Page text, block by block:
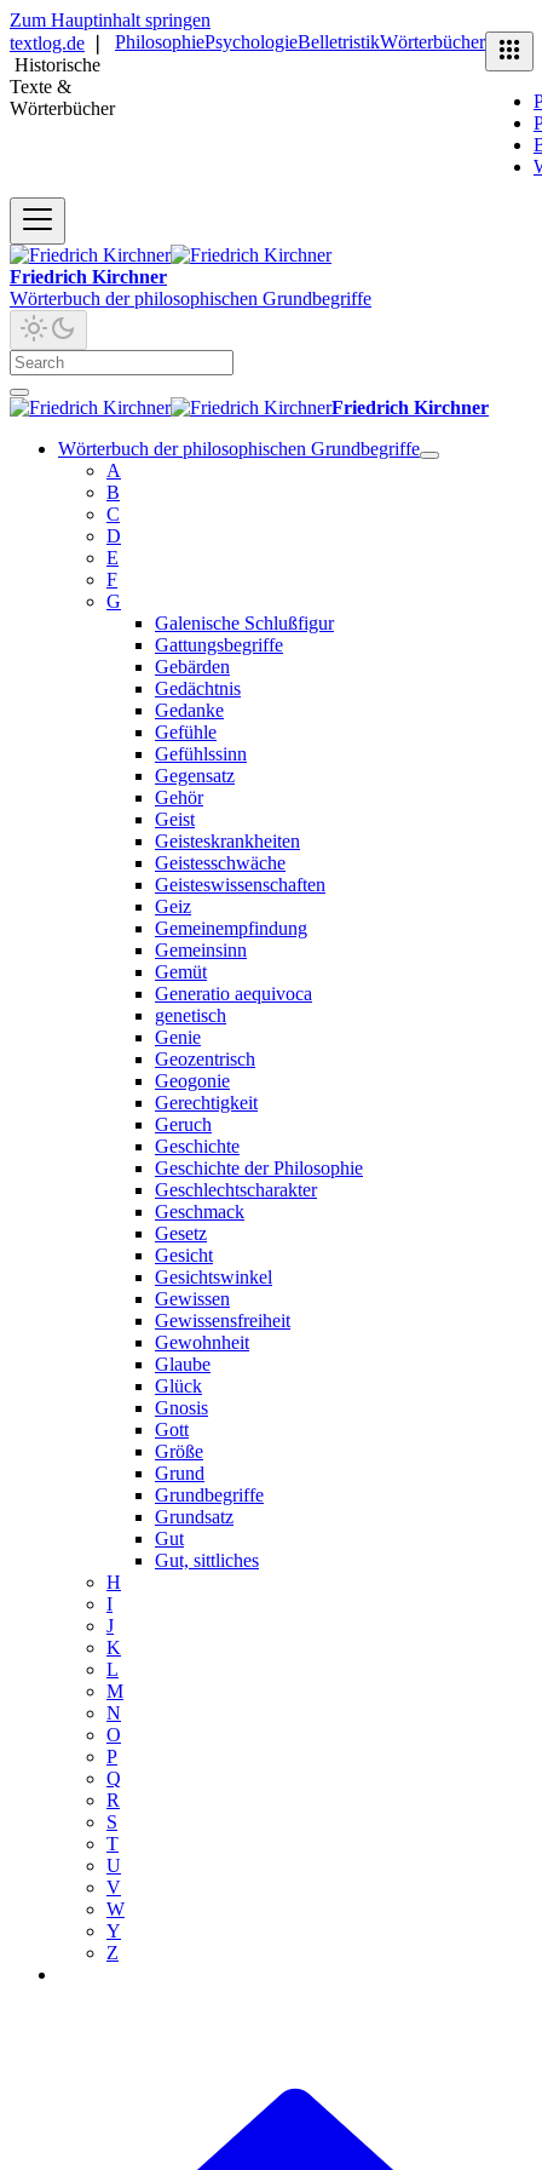
Zum Hauptinhalt springen
textlog.de
Historische
Texte &
Wörterbücher
PhilosophiePsychologieBelletristikWörterbücher
Friedrich Kirchner
Wörterbuch der philosophischen Grundbegriffe
Friedrich Kirchner
Wörterbuch der philosophischen Grundbegriffe
A
B
C
D
E
F
G
Galenische Schlußfigur
Gattungsbegriffe
Gebärden
Gedächtnis
Gedanke
Gefühle
Gefühlssinn
Gegensatz
Gehör
Geist
Geisteskrankheiten
Geistesschwäche
Geisteswissenschaften
Geiz
Gemeinempfindung
Gemeinsinn
Gemüt
Generatio aequivoca
genetisch
Genie
Geozentrisch
Geogonie
Gerechtigkeit
Geruch
Geschichte
Geschichte der Philosophie
Geschlechtscharakter
Geschmack
Gesetz
Gesicht
Gesichtswinkel
Gewissen
Gewissensfreiheit
Gewohnheit
Glaube
Glück
Gnosis
Gott
Größe
Grund
Grundbegriffe
Grundsatz
Gut
Gut, sittliches
H
I
J
K
L
M
N
O
P
Q
R
S
T
U
V
W
Y
Z